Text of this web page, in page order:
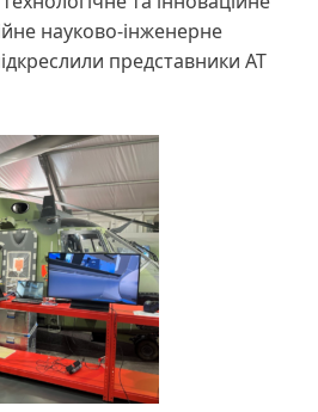
науково-інженерне
представники АТ